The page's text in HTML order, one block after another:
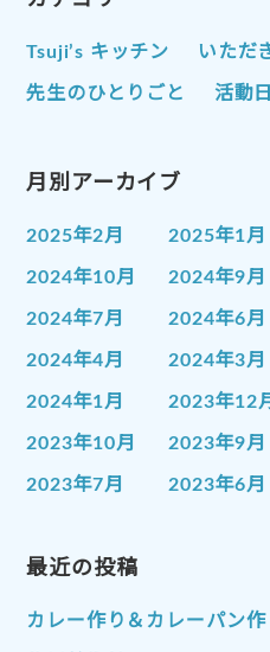
Tsuji’s キッチン いただ
先生のひとりごと 活動
月別アーカイブ
2025年2月 2025年1月
2024年10月 2024年9月
2024年7月 2024年6月
2024年4月 2024年3月
2024年1月 2023年12
2023年10月 2023年9月
2023年7月 2023年6月
2023年1月
2022年10月 2022年9月
最近の投稿
カレー作り＆カレーパン作